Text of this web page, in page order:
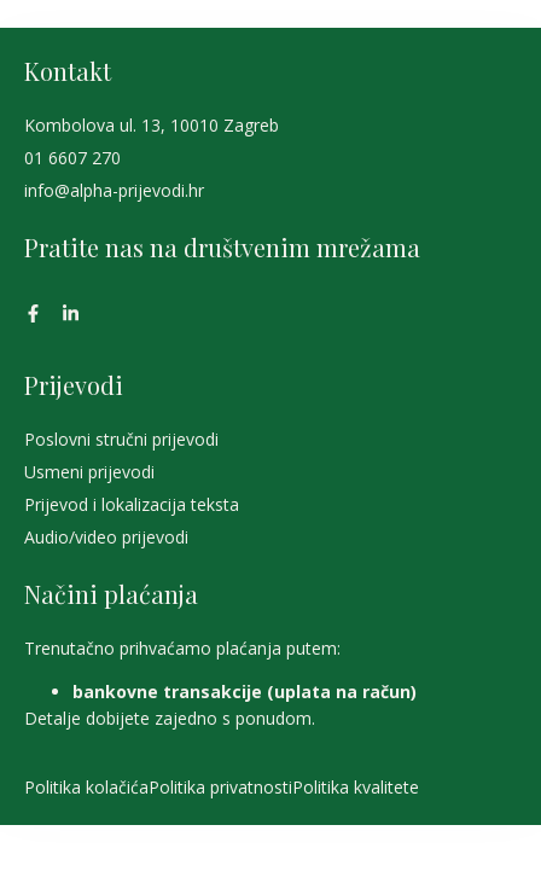
Kontakt
Kombolova ul. 13, 10010 Zagreb
01 6607 270
info@alpha-prijevodi.hr
Pratite nas na društvenim mrežama
Prijevodi
Poslovni stručni prijevodi
Usmeni prijevodi
Prijevod i lokalizacija teksta
Audio/video prijevodi
Načini plaćanja
Trenutačno prihvaćamo plaćanja putem:
bankovne transakcije (uplata na račun)
Detalje dobijete zajedno s ponudom.
Politika kolačićaPolitika privatnostiPolitika kvalitete